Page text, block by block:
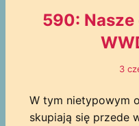
590:
3
W tym nietypowym
skupiają się przede